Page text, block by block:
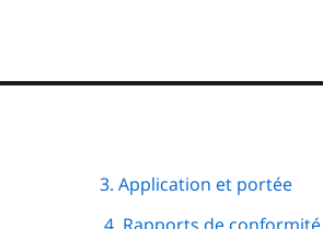
3. Application et portée